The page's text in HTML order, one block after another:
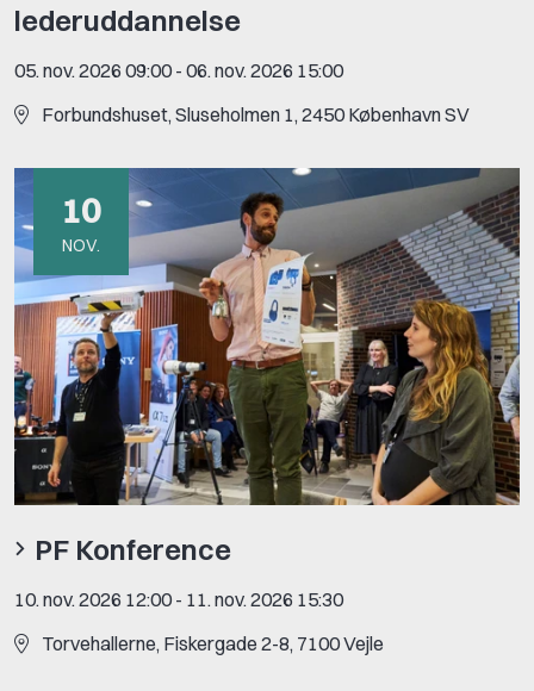
lederuddannelse
05. nov. 2026 09:00 - 06. nov. 2026 15:00
For­bunds­hu­set, Slu­se­hol­men 1, 2450 Kø­ben­havn SV
10
NOV.
PF Konference
10. nov. 2026 12:00 - 11. nov. 2026 15:30
Torvehallerne, Fiskergade 2-8, 7100 Vejle